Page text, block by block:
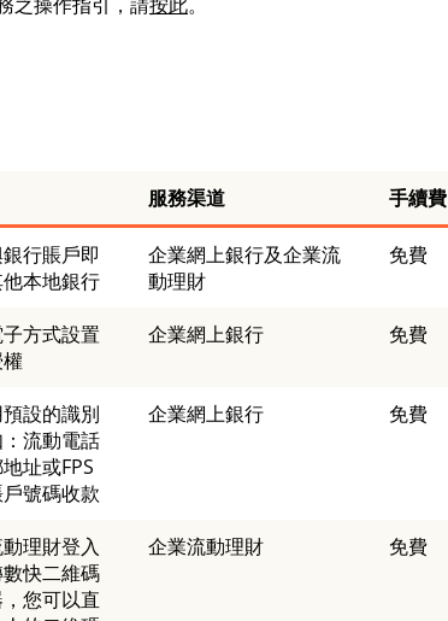
服務渠道 手續費
行賬戶即
本地銀行
企業網上銀行及企業流
動理財
免費
方式設置
企業網上銀行 免費
設的識別
流動電話
址或FPS
號碼收款
企業網上銀行 免費
理財登入
快二維碼
您可以直
企業流動理財 免費